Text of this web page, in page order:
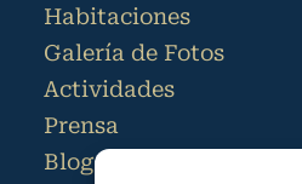
Habitaciones
Galería de Fotos
Actividades
Prensa
Blog